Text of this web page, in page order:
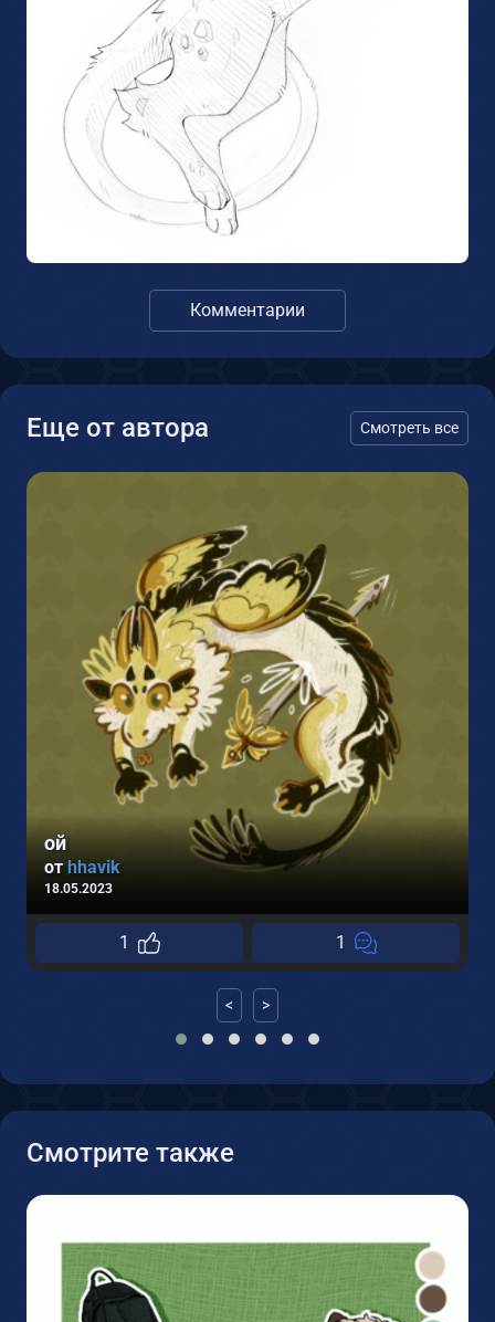
Комментарии
Еще от автора Смотреть все
ой
от hhavik
18.05.2023
1 1
< >
Смотрите также